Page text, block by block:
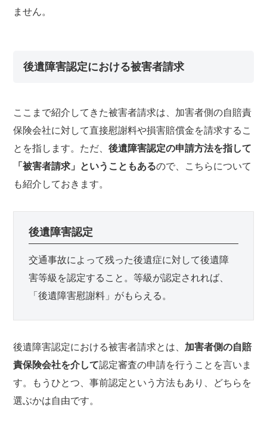
ません。
後遺障害認定における被害者請求
ここまで紹介してきた被害者請求は、加害者側の自賠責
保険会社に対して直接慰謝料や損害賠償金を請求するこ
とを指します。ただ、後遺障害認定の申請方法を指して
「被害者請求」ということもあるので、こちらについて
も紹介しておきます。
後遺障害認定
交通事故によって残った後遺症に対して後遺障
害等級を認定すること。等級が認定されれば、
「後遺障害慰謝料」がもらえる。
後遺障害認定における被害者請求とは、 加害者側の自賠
責保険会社を介して認定審査の申請を行うことを言いま
す。もうひとつ、事前認定という方法もあり、どちらを
選ぶかは自由です。